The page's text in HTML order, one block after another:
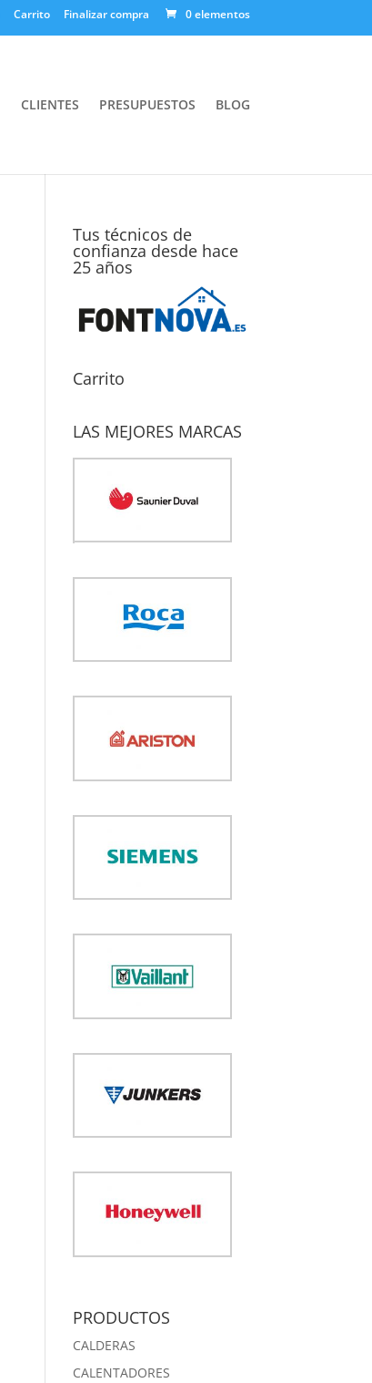
Carrito Finalizar compra 0 elementos
CLIENTES PRESUPUESTOS BLOG
Tus técnicos de
confianza desde hace
25 años
Carrito
LAS MEJORES MARCAS
PRODUCTOS
CALDERAS
CALENTADORES